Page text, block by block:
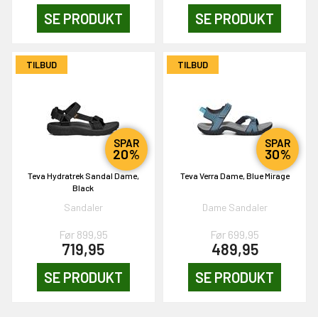
SE PRODUKT SE PRODUKT
TILBUD
SPAR
20%
Teva Hydratrek Sandal Dame,
Black
Sandaler
Før 899,95
719,95
SE PRODUKT
TILBUD
SPAR
30%
Teva Verra Dame, Blue Mirage
Dame Sandaler
Før 699,95
489,95
SE PRODUKT